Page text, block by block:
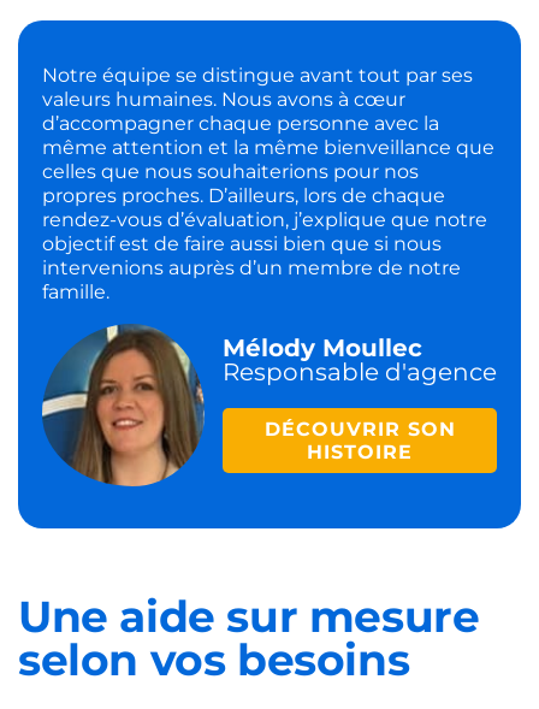
Notre équipe se distingue avant tout par ses
valeurs humaines. Nous avons à cœur
d’accompagner chaque personne avec la
même attention et la même bienveillance que
celles que nous souhaiterions pour nos
propres proches. D’ailleurs, lors de chaque
rendez-vous d’évaluation, j’explique que notre
objectif est de faire aussi bien que si nous
intervenions auprès d’un membre de notre
famille.
Mélody Moullec
Responsable d'agence
DÉCOUVRIR SON
HISTOIRE
Une aide sur mesure
selon vos besoins